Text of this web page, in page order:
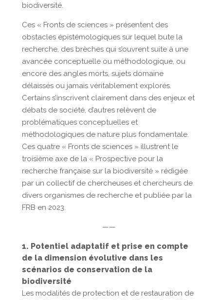
biodiversité.
Ces « Fronts de sciences » présentent des
obstacles épistémologiques sur lequel bute la
recherche, des brèches qui s’ouvrent suite à une
avancée conceptuelle ou méthodologique, ou
encore des angles morts, sujets domaine
délaissés ou jamais véritablement explorés.
Certains s’inscrivent clairement dans des enjeux et
débats de société, d’autres relèvent de
problématiques conceptuelles et
méthodologiques de nature plus fondamentale.
Ces quatre « Fronts de sciences » illustrent le
troisième axe de la « Prospective pour la
recherche française sur la biodiversité » rédigée
par un collectif de chercheuses et chercheurs de
divers organismes de recherche et publiée par la
FRB en 2023.
——
1. Potentiel adaptatif et prise en compte
de la dimension évolutive dans les
scénarios de conservation de la
biodiversité
Les modalités de protection et de restauration de